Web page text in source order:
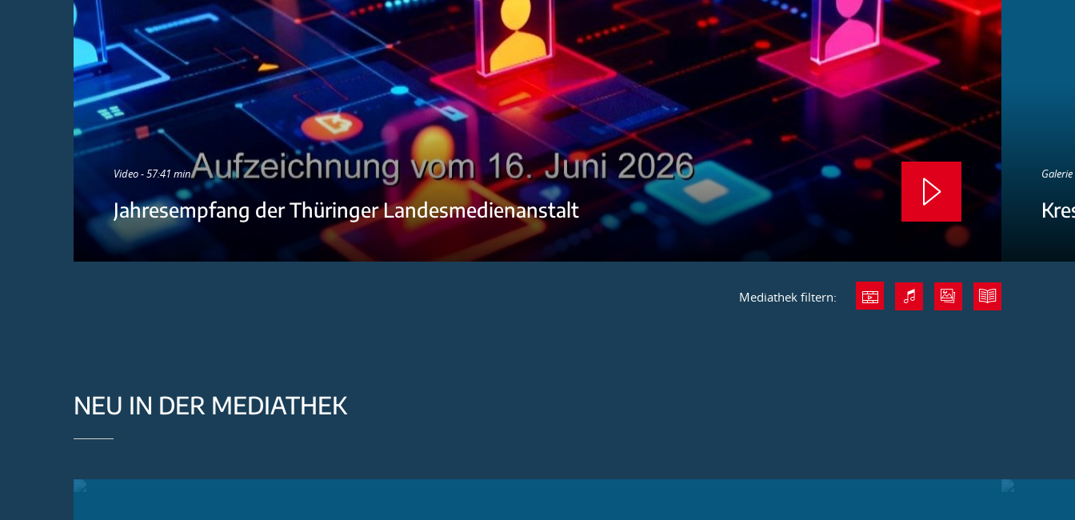
Video - 57:41 min
Jahresempfang der Thüringer Landesmedienanstalt
Mediathek filtern:
NEU IN DER MEDIATHEK